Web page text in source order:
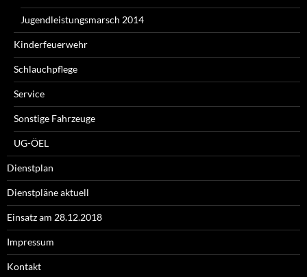
Jugendleistungsmarsch 2014
Kinderfeuerwehr
Schlauchpflege
Service
Sonstige Fahrzeuge
UG-ÖEL
Dienstplan
Dienstpläne aktuell
Einsatz am 28.12.2018
Impressum
Kontakt